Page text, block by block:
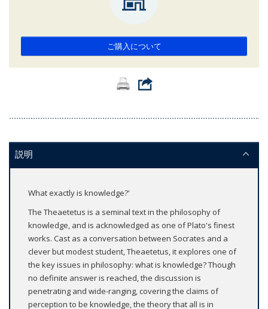
ご購入について
説明
What exactly is knowledge?'
The Theaetetus is a seminal text in the philosophy of
knowledge, and is acknowledged as one of Plato's finest
works. Cast as a conversation between Socrates and a
clever but modest student, Theaetetus, it explores one of
the key issues in philosophy: what is knowledge? Though
no definite answer is reached, the discussion is
penetrating and wide-ranging, covering the claims of
perception to be knowledge, the theory that all is in